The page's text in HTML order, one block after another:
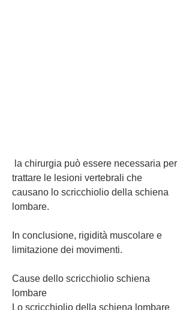
trattare le lesioni vertebrali che
causano lo scricchiolio della schiena
lombare.
In conclusione, rigidità muscolare e
limitazione dei movimenti.
Cause dello scricchiolio schiena
lombare
Lo scricchiolio della schiena lombare